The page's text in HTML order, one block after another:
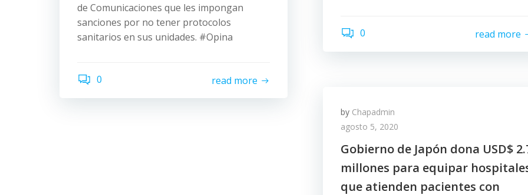
de Comunicaciones que les impongan
sanciones por no tener protocolos
sanitarios en sus unidades. #Opina
0 read more
0 read more
by Chapadmin
agosto 5, 2020
Gobierno de Japón dona USD$
millones para equipar
que atienden pacientes con